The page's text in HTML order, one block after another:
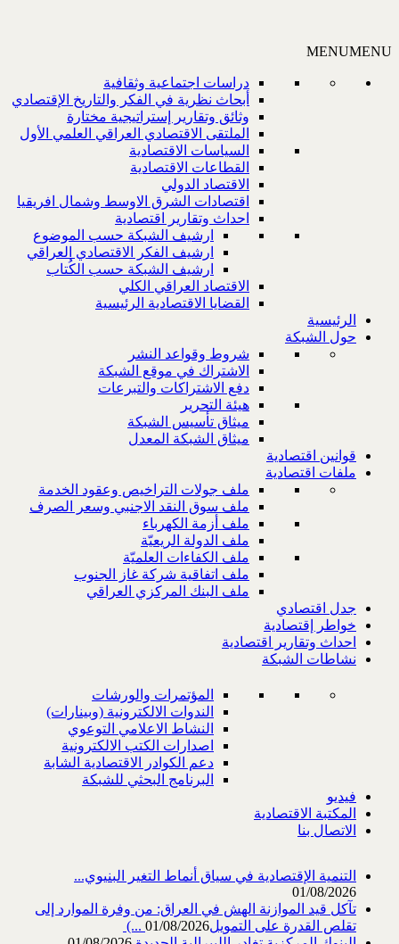
MENUMENU
دراسات اجتماعية وثقافية
أبحاث نظرية في الفكر والتاريخ الإقتصادي
وثائق وتقارير إستراتيجية مختارة
الملتقى الاقتصادي العراقي العلمي الأول
السياسات الاقتصادية
القطاعات الاقتصادية
الاقتصاد الدولي
اقتصادات الشرق الاوسط وشمال افريقيا
احداث وتقارير اقتصادية
ارشيف الشبكة حسب الموضوع
ارشيف الفكر الاقتصادي العراقي
ارشيف الشبكة حسب الكُتاب
الاقتصاد العراقي الكلي
القضايا الاقتصادية الرئيسية
الرئيسية
حول الشبكة
شروط وقواعد النشر
الاشتراك في موقع الشبكة
دفع الاشتراكات والتبرعات
هيئة التحرير
ميثاق تأسيس الشبكة
ميثاق الشبكة المعدل
قوانين اقتصادية
ملفات اقتصادية
ملف جولات التراخيص وعقود الخدمة
ملف سوق النقد الاجنبي وسعر الصرف
ملف أزمة الكهرباء
ملف الدولة الريعيّة
ملف الكفاءات العلميّة
ملف اتفاقية شركة غاز الجنوب
ملف البنك المركزي العراقي
جدل اقتصادي
خواطر إقتصادية
احداث وتقارير اقتصادية
نشاطات الشبكة
المؤتمرات والورشات
الندوات الالكترونية (وبينارات)
النشاط الاعلامي التوعوي
اصدارات الكتب الالكترونية
دعم الكوادر الاقتصادية الشابة
البرنامج البحثي للشبكة
فيديو
المكتبة الاقتصادية
الاتصال بنا
التنمية الإقتصادية في سياق أنماط التغير البنيوي...
01/08/2026
تآكل قيد الموازنة الهش في العراق: من وفرة الموارد إلى
تقلص القدرة على التمويل‎ (...01/08/2026